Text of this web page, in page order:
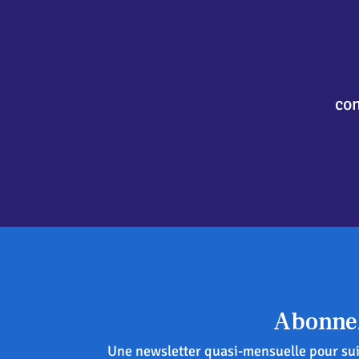
Une newsletter quasi-mensuelle pour